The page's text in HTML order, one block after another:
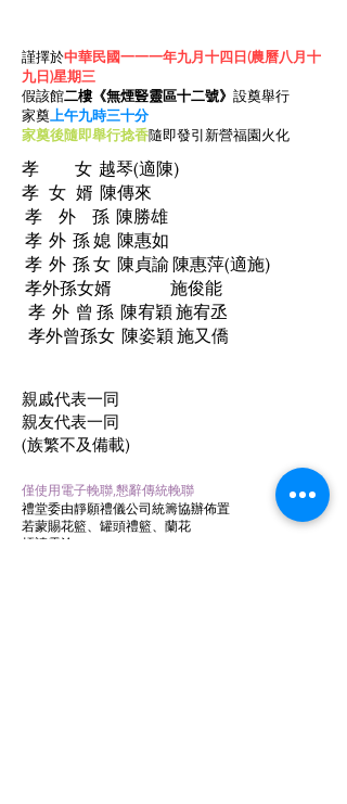
謹擇於中華民國一一一年九月十四日(農曆八月十
九日)星期三
假該館二樓《無煙豎靈區十二號》 設奠舉行
家奠上午九時三十分
家奠後隨即舉行捻香隨即發引新營福園火化
孝 女 越琴(適陳)
孝 女 婿 陳傳來
孝 外 孫 陳勝雄
孝 外 孫 媳 陳惠如
孝 外 孫 女 陳貞諭 陳惠萍(適施)
孝外孫女婿 施俊能
孝 外 曾 孫 陳宥穎 施宥丞
孝外曾孫女 陳姿穎 施又僑
親戚代表一同
親友代表一同
(族繁不及備載)
僅使用電子輓聯,懇辭傳統輓聯
禮堂委由靜願禮儀公司統籌協辦佈置
若蒙賜花籃、罐頭禮籃、蘭花
煩請電洽：0932-873-986